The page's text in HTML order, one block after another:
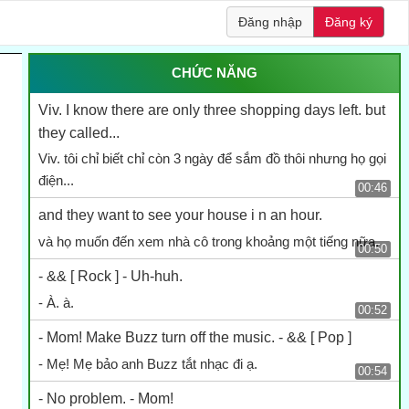
Đăng nhập Đăng ký
CHỨC NĂNG
Viv. I know there are only three shopping days left. but
they called...
Viv. tôi chỉ biết chỉ còn 3 ngày để sắm đồ thôi nhưng họ gọi
điện...
00:46
and they want to see your house i n an hour.
và họ muốn đến xem nhà cô trong khoảng một tiếng nữa.
00:50
- && [ Rock ] - Uh-huh.
- À. à.
00:52
- Mom! Make Buzz turn off the music. - && [ Pop ]
- Mẹ! Mẹ bảo anh Buzz tắt nhạc đi ạ.
00:54
- No problem. - Mom!